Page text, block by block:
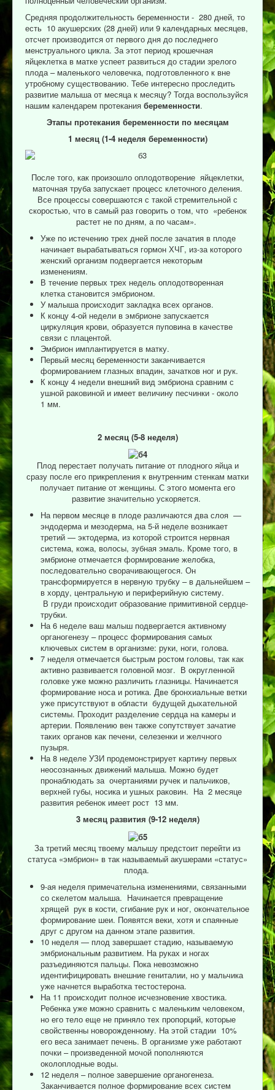
Отзывы пациентов
Контакты
Женская консультация
Бессмертный полк
Средняя продолжительность беременности - 280 дней, то
есть 10 акушерских (28 дней) или 9 календарных месяцев,
отсчет производится от первого дня до последнего
менструального цикла. За этот период крошечная
яйцеклетка в матке успеет развиться до стадии зрелого
плода – маленького человечка, подготовленного к вне
утробному существованию. Тебе интересно проследить
развитие малыша от месяца к месяцу? Тогда воспользуйся
нашим календарем протекания беременности.
Этапы протекания беременности по месяцам
1 месяц (1-4 неделя беременности)
После того, как произошло оплодотворение яйцеклетки,
маточная труба запускает процесс клеточного деления.
Все процессы совершаются с такой стремительной с
скоростью, что в самый раз говорить о том, что «ребенок
растет не по дням, а по часам».
Уже по истечению трех дней после зачатия в плоде
начинает вырабатываться гормон ХЧГ, из-за которого
женский организм подвергается некоторым
изменениям.
В течение первых трех недель оплодотворенная
клетка становится эмбрионом.
У малыша происходит закладка всех органов.
К концу 4-ой недели в эмбрионе запускается
циркуляция крови, образуется пуповина в качестве
связи с плацентой.
Эмбрион имплантируется в матку.
Первый месяц беременности заканчивается
формированием глазных впадин, зачатков ног и рук.
К концу 4 недели внешний вид эмбриона сравним с
ушной раковиной и имеет величину песчинки - около
1 мм.
2 месяц (5-8 неделя)
Плод перестает получать питание от плодного яйца и
сразу после его прикрепления к внутренним стенкам матки
получает питание от женщины. С этого момента его
развитие значительно ускоряется.
На первом месяце в плоде различаются два слоя —
эндодерма и мезодерма, на 5-й неделе возникает
третий — эктодерма, из которой строится нервная
система, кожа, волосы, зубная эмаль. Кроме того, в
эмбрионе отмечается формирование желобка,
последовательно сворачивающегося. Он
трансформируется в нервную трубку – в дальнейшем –
в хорду, центральную и периферийную систему.
В груди происходит образование примитивной сердце-
трубки.
На 6 неделе ваш малыш подвергается активному
органогенезу – процесс формирования самых
ключевых систем в организме: руки, ноги, голова.
7 неделя отмечается быстрым ростом головы, так как
активно развивается головной мозг. В округленной
головке уже можно различить глазницы. Начинается
формирование носа и ротика. Две бронхиальные ветки
уже присутствуют в области будущей дыхательной
системы. Проходит разделение сердца на камеры и
артерии. Появлению вен также сопутствует зачатие
таких органов как печени, селезенки и желчного
пузыря.
На 8 неделе УЗИ продемонстрирует картину первых
неосознанных движений малыша. Можно будет
пронаблюдать за очертаниями ручек и пальчиков,
верхней губы, носика и ушных раковин. На 2 месяце
развития ребенок имеет рост 13 мм.
3 месяц развития (9-12 неделя)
За третий месяц твоему малышу предстоит перейти из
статуса «эмбрион» в так называемый акушерами «статус»
плода.
9-ая неделя примечательна изменениями, связанными
со скелетом малыша. Начинается превращение
хрящей рук в кости, сгибание рук и ног, окончательное
формирование шеи. Появятся веки, хотя и спаянные
друг с другом на данном этапе развития.
10 неделя — плод завершает стадию, называемую
эмбриональным развитием. На руках и ногах
разъединяются пальцы. Пока невозможно
идентифицировать внешние гениталии, но у мальчика
уже начнется выработка тестостерона.
На 11 происходит полное исчезновение хвостика.
Ребенка уже можно сравнить с маленьким человеком,
но его тело еще не приняло тех пропорций, которые
свойственны новорожденному. На этой стадии 10%
его веса занимает печень. В организме уже работают
почки – произведенной мочой пополняются
околоплодные воды.
12 неделя – полное завершение органогенеза.
Заканчивается полное формирование всех систем